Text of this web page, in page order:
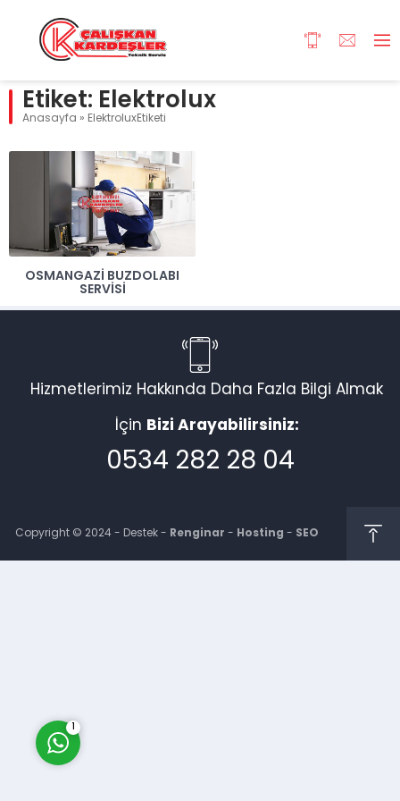
Etiket: Elektrolux
Anasayfa » ElektroluxEtiketi
OSMANGAZI BUZDOLABI
SERVISI
Hizmetlerimiz Hakkında Daha Fazla Bilgi Almak
İçin Bizi Arayabilirsiniz:
0534 282 28 04
Copyright © 2024 - Destek - Renginar - Hosting - SEO